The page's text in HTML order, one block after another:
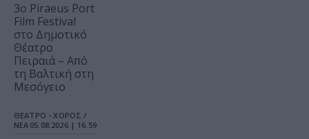
3o Piraeus Port
Film Festival
στο Δημοτικό
Θέατρο
Πειραιά – Από
τη Βαλτική στη
Μεσόγειο
ΘΕΑΤΡΟ - ΧΟΡΟΣ /
ΝΕΑ 05.08.2026 | 16.59